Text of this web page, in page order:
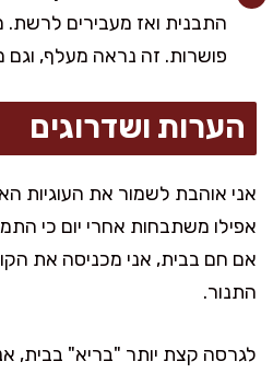
התבנית ואז מעבירים
פושרות. זה נראה מעלף, וגם
הערות ושדרוגים
אני אוהבת לשמור את העוגיות
אפילו משתבחות אחרי יום כי
אם חם בבית, אני מכניסה את
התנור.